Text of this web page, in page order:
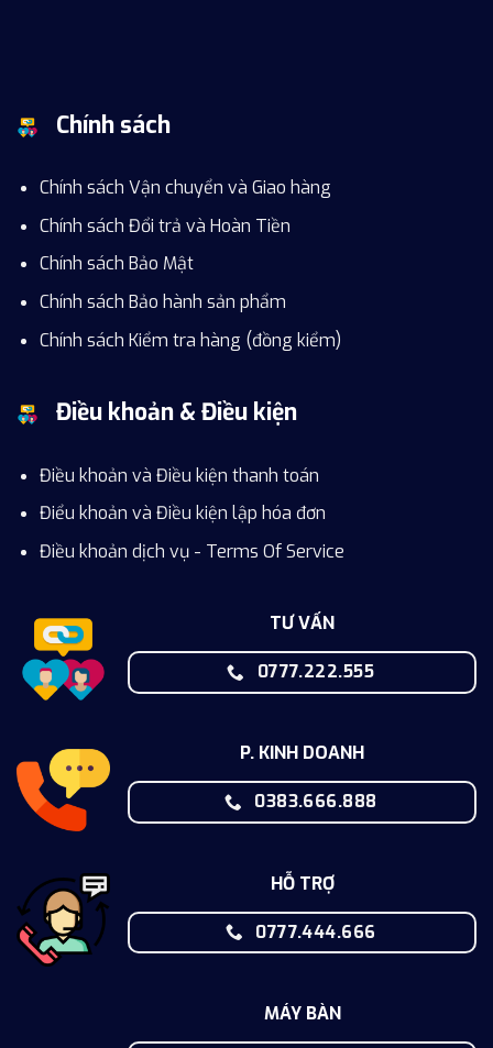
Chính sách
Chính sách Vận chuyển và Giao hàng
Chính sách Đổi trả và Hoàn Tiền
Chính sách Bảo Mật
Chính sách Bảo hành sản phẩm
Chính sách Kiểm tra hàng (đồng kiểm)
Điều khoản & Điều kiện
Điều khoản và Điều kiện thanh toán
Điểu khoản và Điều kiện lập hóa đơn
Điều khoản dịch vụ - Terms Of Service
TƯ VẤN
0777.222.555
P. KINH DOANH
0383.666.888
HỖ TRỢ
0777.444.666
MÁY BÀN